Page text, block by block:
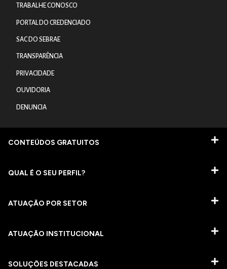
TRABALHE CONOSCO
PORTAL DO CREDENCIADO
SAC DO SEBRAE
TRANSPARÊNCIA
PRIVACIDADE
OUVIDORIA
DENUNCIA
CONTEÚDOS GRATUITOS
QUAL É O SEU PERFIL?
ATUAÇÃO POR SETOR
ATUAÇÃO INSTITUCIONAL
SOLUÇÕES DESTACADAS